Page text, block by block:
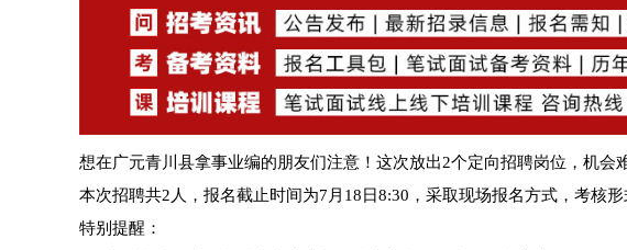
想在广元青川县拿事业编的朋友们注意！这次放出2个定向招聘岗位，机会
本次招聘共2人，报名截止时间为7月18日8:30，采取现场报名方式，考核形
特别提醒：